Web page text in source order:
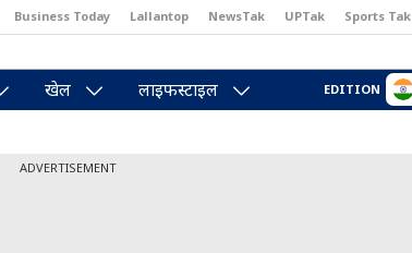
Business Today Lallantop NewsTak UPTak Sports Tak
खेल लाइफस्टाइल EDITION
ADVERTISEMENT